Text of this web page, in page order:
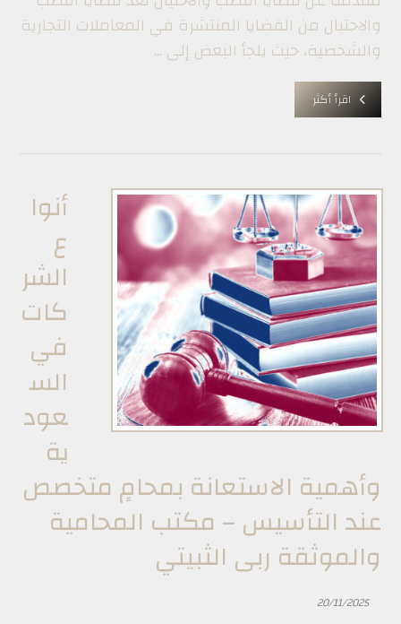
والاحتيال من القضايا المنتشرة في المعاملات التجارية
والشخصية، حيث يلجأ البعض إلى ...
اقرأ أكثر
أنوا
ع
الشر
كات
في
الس
عود
ية
وأهمية الاستعانة بمحامٍ متخصص
عند التأسيس – مكتب المحامية
والموثقة ربى الثبيتي
20/11/2025